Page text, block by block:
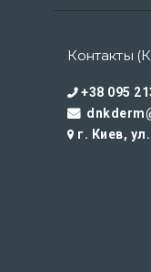
Контакты
+38 095
г. Киев,